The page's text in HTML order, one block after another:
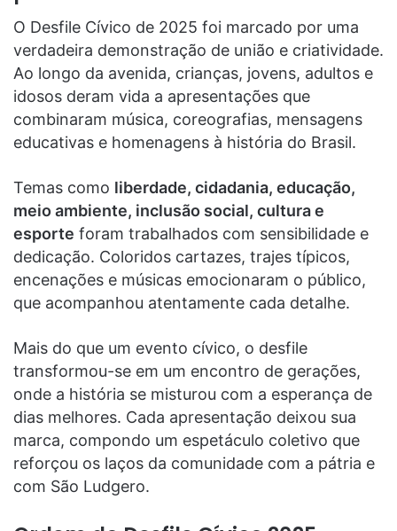
O Desfile Cívico de 2025 foi marcado por uma
verdadeira demonstração de união e criatividade.
Ao longo da avenida, crianças, jovens, adultos e
idosos deram vida a apresentações que
combinaram música, coreografias, mensagens
educativas e homenagens à história do Brasil.
Temas como liberdade, cidadania, educação,
meio ambiente, inclusão social, cultura e
esporte foram trabalhados com sensibilidade e
dedicação. Coloridos cartazes, trajes típicos,
encenações e músicas emocionaram o público,
que acompanhou atentamente cada detalhe.
Mais do que um evento cívico, o desfile
transformou-se em um encontro de gerações,
onde a história se misturou com a esperança de
dias melhores. Cada apresentação deixou sua
marca, compondo um espetáculo coletivo que
reforçou os laços da comunidade com a pátria e
com São Ludgero.